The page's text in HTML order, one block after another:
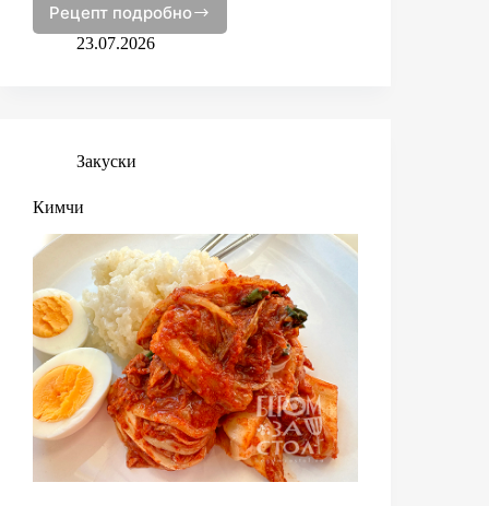
Рецепт подробно
Гратен
из
23.07.2026
Закуски
Кимчи